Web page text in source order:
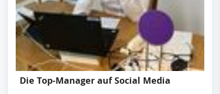
Die Top-Manager auf Social Media